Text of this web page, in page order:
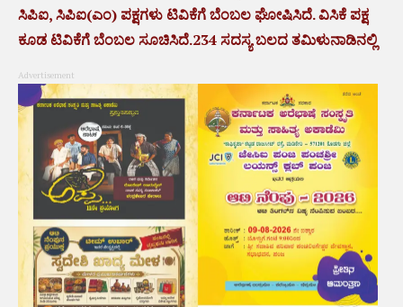
ಸಿಪಿಐ, ಸಿಪಿಐ(ಎಂ) ಪಕ್ಷಗಳು ಟಿವಿಕೆಗೆ ಬೆಂಬಲ ಘೋಷಿಸಿದೆ. ವಿಸಿಕೆ ಪಕ್ಷ
ಕೂಡ ಟಿವಿಕೆಗೆ ಬೆಂಬಲ ಸೂಚಿಸಿದೆ.234 ಸದಸ್ಯ ಬಲದ ತಮಿಳುನಾಡಿನಲ್ಲಿ
Advertisement